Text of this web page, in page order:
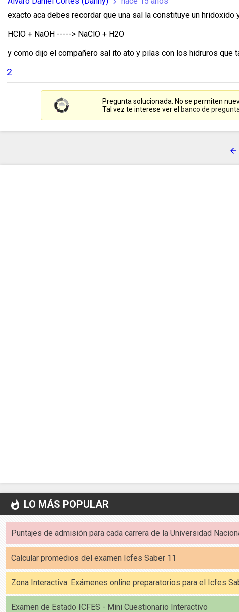
exacto aca debes recordar que una sal la constituye un hridoxido
HClO + NaOH -----> NaClO + H2O
y como dijo el compañero sal ito ato y pilas con los hidruros
2
Pregunta solucionada. No se permiten
Tal vez te interese ver el banco de
arrow_back
whatshot LO MÁS POPULAR
Puntajes de admisión para cada carrera de la Universidad
Calcular promedios del examen Icfes Saber 11
Zona Interactiva: Exámenes online preparatorios para el Icfes
Examen de Estado ICFES - Mini Cuestionario Interactivo